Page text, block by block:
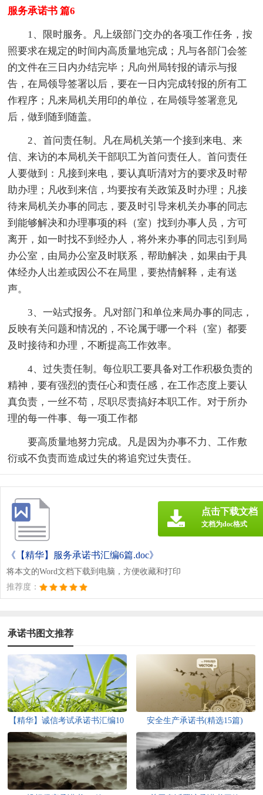
服务承诺书 篇6
1、限时服务。凡上级部门交办的各项工作任务，按
照要求在规定的时间内高质量地完成；凡与各部门会签
的文件在三日内办结完毕；凡向州局转报的请示与报
告，在局领导签署以后，要在一日内完成转报的所有工
作程序；凡来局机关用印的单位，在局领导签署意见
后，做到随到随盖。
2、首问责任制。凡在局机关第一个接到来电、来
信、来访的本局机关干部职工为首问责任人。首问责任
人要做到：凡接到来电，要认真听清对方的要求及时帮
助办理；凡收到来信，均要按有关政策及时办理；凡接
待来局机关办事的同志，要及时引导来机关办事的同志
到能够解决和办理事项的科（室）找到办事人员，方可
离开，如一时找不到经办人，将外来办事的同志引到局
办公室，由局办公室及时联系，帮助解决，如果由于具
体经办人出差或因公不在局里，要热情解释，走有送
声。
3、一站式报务。凡对部门和单位来局办事的同志，
反映有关问题和情况的，不论属于哪一个科（室）都要
及时接待和办理，不断提高工作效率。
4、过失责任制。每位职工要具备对工作积极负责的
精神，要有强烈的责任心和责任感，在工作态度上要认
真负责，一丝不苟，尽职尽责搞好本职工作。对于所办
理的每一件事、每一项工作都
要高质量地努力完成。凡是因为办事不力、工作敷
衍或不负责而造成过失的将追究过失责任。
《【精华】服务承诺书汇编6篇.doc》
将本文的Word文档下载到电脑，方便收藏和打印
推荐度：
点击下载文档
文档为doc格式
承诺书图文推荐
【精华】诚信考试承诺书汇编10
篇
安全生产承诺书(精选15篇)